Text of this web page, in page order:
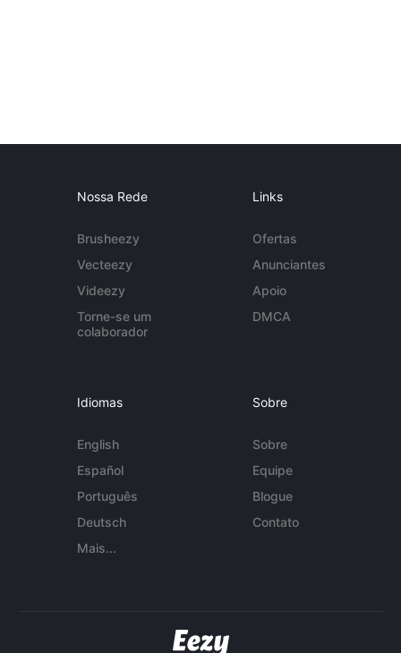
Nossa Rede
Brusheezy
Vecteezy
Videezy
Torne-se um
colaborador
Links
Ofertas
Anunciantes
Apoio
DMCA
Idiomas
English
Español
Português
Deutsch
Mais...
Sobre
Sobre
Equipe
Blogue
Contato